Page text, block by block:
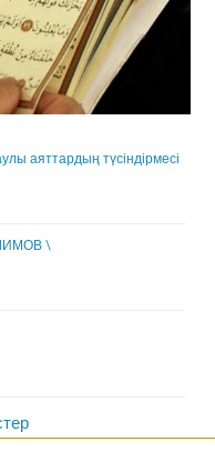
аяттардың түсіндірмесі
\